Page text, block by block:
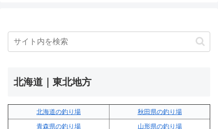
北海道｜東北地方
北海道の釣り場
秋田県の釣り場
青森県の釣り場
山形県の釣り場